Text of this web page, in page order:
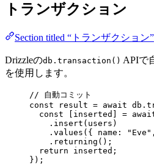
トランザクション
Section titled “トランザクション”
Drizzleのdb.transaction() APIで
を使用します。
// 自動コミット
const
result = await db .
const [ inserted ] =
. insert (users)
. values ( { name: " Eve "
. returning () ;
return inserted ;
} );